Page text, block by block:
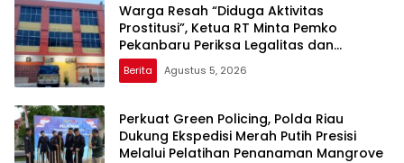
Warga Resah “Diduga Aktivitas
Prostitusi”, Ketua RT Minta Pemko
Pekanbaru Periksa Legalitas dan
Aktivitas Z Homestay di Jalan Tanjung
Datuk
Berita Agustus 5, 2026
Perkuat Green Policing, Polda Riau
Dukung Ekspedisi Merah Putih Presisi
Melalui Pelatihan Penanaman Mangrove